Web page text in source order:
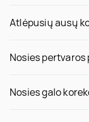
Atlėpusių ausų
Nosies pertvaros
Nosies galo